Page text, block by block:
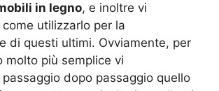
in legno, e inoltre vi
utilizzarlo per la
di questi ultimi. Ovviamente, per
molto più semplice vi
dopo passaggio quello